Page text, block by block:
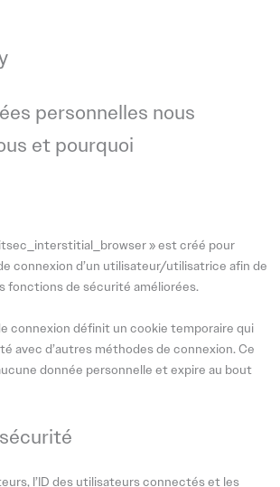
personnelles nous
et pourquoi
» est créé pour
connexion d’un utilisateur/utilisatrice afin de
fonctions de sécurité améliorées.
connexion définit un cookie temporaire qui
avec d’autres méthodes de connexion. Ce
donnée personnelle et expire au bout
l’ID des utilisateurs connectés et les